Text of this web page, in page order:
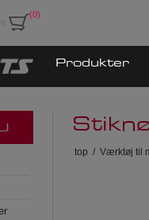
(0)
Produkter
top / Værktøj til